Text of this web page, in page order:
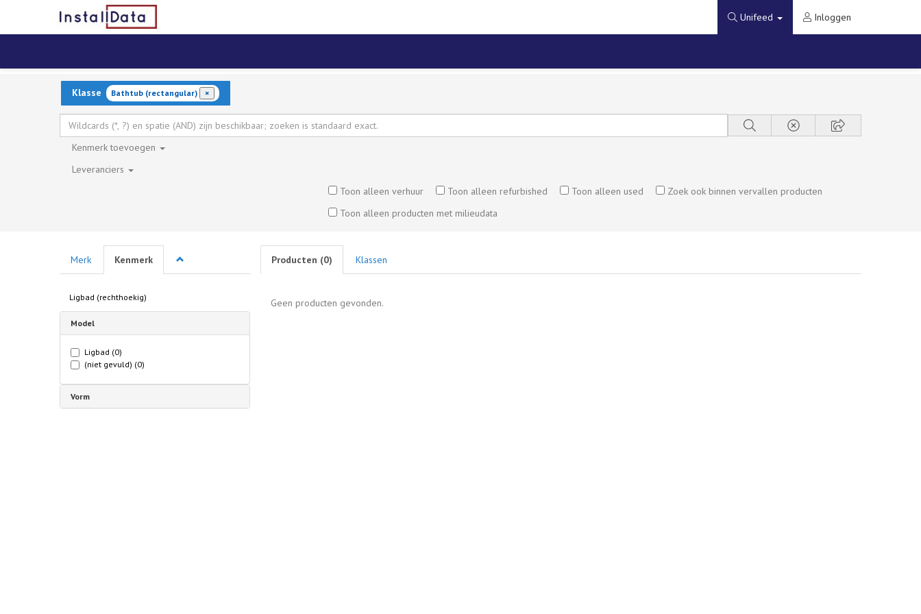
Unifeed Inloggen
Klasse Bathtub (rectangular) ×
Kenmerktoevoegen
Leveranciers
Toon alleen verhuur
Toon alleen refurbished Toon alleen used
Zoek ook binnen vervallen producten
Toon alleen producten met milieudata
Merk Kenmerk
Ligbad (rechthoekig)
Model
Ligbad (0)
(niet gevuld) (0)
Vorm
Producten (0) Klassen
Geen producten gevonden.